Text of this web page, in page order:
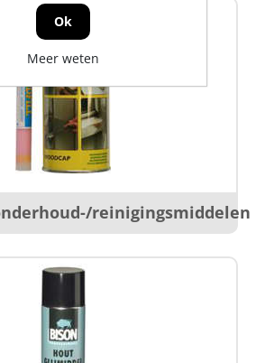
reinigingsmiddelen
Ok
Meer weten